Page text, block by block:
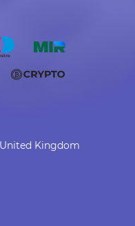
Kingdom